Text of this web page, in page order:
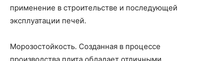
применение в строительстве и последующей
эксплуатации печей.
Морозостойкость. Созданная в процессе